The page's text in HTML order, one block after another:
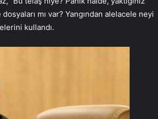
mı var? Yangından alelacele neyi
kullandı.